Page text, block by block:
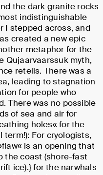
the dark granite rocks
indistinguishable
I stepped across, and
created a new epic
metaphor for the
Qujaarvaarssuk myth,
retells. There was a
leading to stagnation
for people who
There was no possible
of sea and air for
holes« for the
term!): For cryologists,
is an opening that
the coast (shore-fast
ice).} for the narwhals